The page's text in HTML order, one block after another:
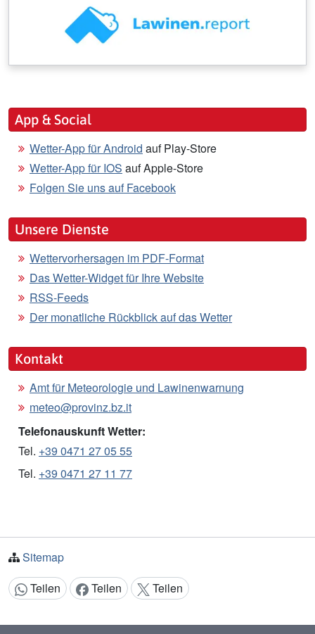
App & Social
Wetter-App für Android auf Play-Store
Wetter-App für IOS auf Apple-Store
Folgen Sie uns auf Facebook
Unsere Dienste
Wettervorhersagen im PDF-Format
Das Wetter-Widget für Ihre Website
RSS-Feeds
Der monatliche Rückblick auf das Wetter
Kontakt
Amt für Meteorologie und Lawinenwarnung
meteo@provinz.bz.it
Telefonauskunft Wetter:
Tel. +39 0471 27 05 55
Tel. +39 0471 27 11 77
Sitemap
Inhalt teilen:
Teilen Teilen Teilen